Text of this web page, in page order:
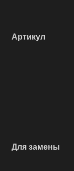
Артикул
Для замены